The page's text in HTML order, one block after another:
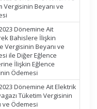
Vergisinin Beyanı ve
Dönemine Ait
Bahislere İlişkin
Vergisinin Beyanı ve
ile Diğer Eğlence
İlişkin Eğlence
Ödemesi
Dönemine Ait Elektrik
Tüketim Vergisinin
ve Ödemesi